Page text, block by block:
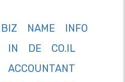
BIZ NAME
INFO
IN DE
CO.IL
ACCOUNTANT